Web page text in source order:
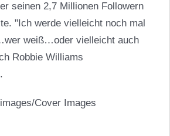
seinen 2,7 Millionen Followern
"Ich werde vielleicht noch mal
weiß…oder vielleicht auch
Robbie Williams
Cover Images